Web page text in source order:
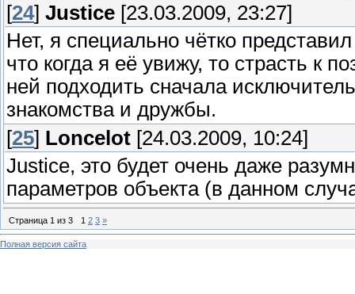
[24] Justice [23.03.2009, 23:27]
Нет, я специально чётко
что когда я её увижу, то страсть к
ней подходить сначала
знакомства и дружбы.
[25] Loncelot [24.03.2009, 10:24]
Justice, это будет очень даже
параметров объекта (в данном
Страница 1 из 3 1 2 3 »
Полная версия сайта